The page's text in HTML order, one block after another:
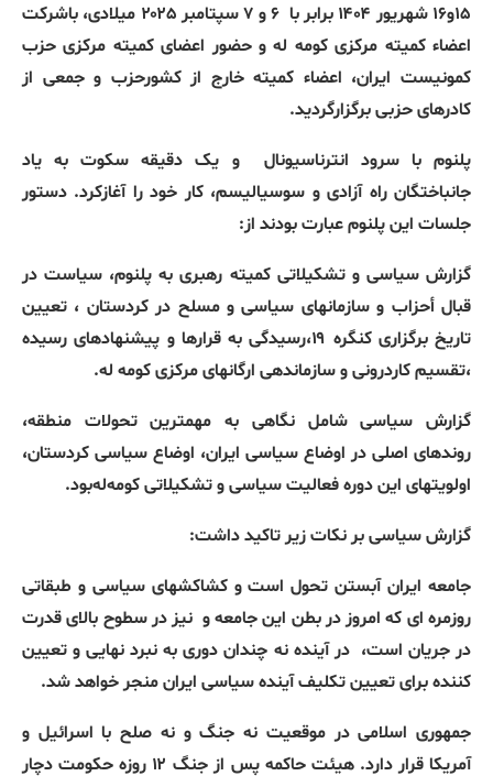
۱۵و۱۶ شهریور ۱۴۰۴ برابر با ۶ و ۷ سپتامبر ۲۰۲۵ میلادی، باشرکت
اعضاء کمیته مرکزی کومه له و حضور اعضای کمیته مرکزی حزب
کمونیست ایران، اعضاء کمیته خارج از کشورحزب و جمعی از
کادرهای حزبی برگزارگردید.
پلنوم با سرود انترناسیونال و یک دقیقه سکوت به یاد
جانباختگان راه آزادی و سوسیالیسم، کار خود را آغازکرد. دستور
جلسات این پلنوم عبارت بودند از:
گزارش سیاسی و تشکیلاتی کمیته رهبری به پلنوم، سیاست در
قبال أحزاب و سازمانهای سیاسی و مسلح در کردستان ، تعیین
تاریخ برگزاری کنگره ۱۹،رسیدگی به قرارها و پیشنهادهای رسیده
،تقسیم کاردرونی و سازماندهی ارگانهای مرکزی کومه له.
گزارش سیاسی شامل نگاهی به مهمترین تحولات منطقه،
روندهای اصلی در اوضاع سیاسی ایران، اوضاع سیاسی کردستان،
اولویتهای این دوره فعالیت سیاسی و تشکیلاتی کومەلەبود.
گزارش سیاسی بر نکات زیر تاکید داشت:
جامعه ایران آبستن تحول است و کشاکشهای سیاسی و طبقاتی
روزمره ای که امروز در بطن این جامعه و نیز در سطوح بالای قدرت
در جریان است، در آینده نه چندان دوری به نبرد نهایی و تعیین
کننده برای تعیین تکلیف آینده سیاسی ایران منجر خواهد شد.
جمهوری اسلامی در موقعیت نه جنگ و نه صلح با اسرائیل و
آمریکا قرار دارد. هیئت حاکمه پس از جنگ ۱۲ روزه حکومت دچار